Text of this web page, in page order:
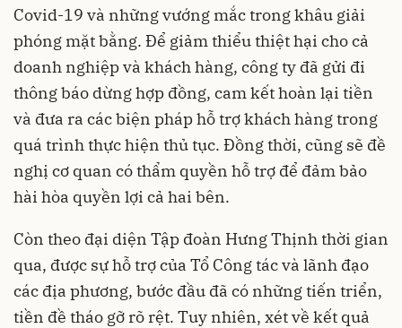
Covid-19 và những vướng mắc trong khâu giải
phóng mặt bằng. Để giảm thiểu thiệt hại cho cả
doanh nghiệp và khách hàng, công ty đã gửi đi
thông báo dừng hợp đồng, cam kết hoàn lại tiền
và đưa ra các biện pháp hỗ trợ khách hàng trong
quá trình thực hiện thủ tục. Đồng thời, cũng sẽ đề
nghị cơ quan có thẩm quyền hỗ trợ để đảm bảo
hài hòa quyền lợi cả hai bên.
Còn theo đại diện Tập đoàn Hưng Thịnh thời gian
qua, được sự hỗ trợ của Tổ Công tác và lãnh đạo
các địa phương, bước đầu đã có những tiến triển,
tiền đề tháo gỡ rõ rệt. Tuy nhiên, xét về kết quả